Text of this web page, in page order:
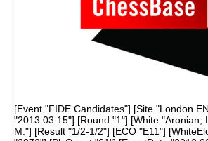
[Event "FIDE Candidates"] [Site "London
"2013.03.15"] [Round "1"] [White "Aronian,
M."] [Result "1/2-1/2"] [ECO "E11"]